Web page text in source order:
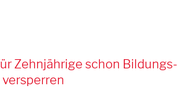
Zehnjährige schon Bildungs-